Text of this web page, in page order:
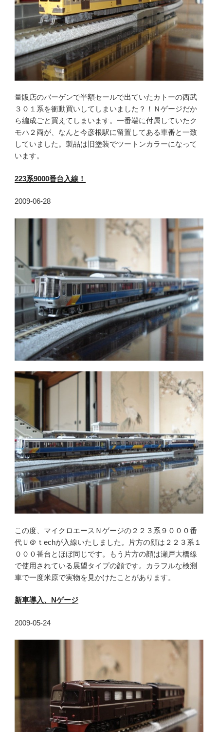
量販店のバーゲンで半額セールで出ていたカトーの西武
３０１系を衝動買いしてしまいました？！Ｎゲージだか
ら編成ごと買えてしまいます。一番端に付属していたク
モハ２両が、なんと今彦根駅に留置してある車番と一致
していました。製品は旧塗装でツートンカラーになって
います。
223系9000番台入線！
2009-06-28
この度、マイクロエースＮゲージの２２３系９０００番
代Ｕ＠ｔechが入線いたしました。片方の顔は２２３系１
０００番台とほぼ同じです。もう片方の顔は瀬戸大橋線
で使用されている展望タイプの顔です。カラフルな検測
車で一度米原で実物を見かけたことがあります。
新車導入、Nゲージ
2009-05-24